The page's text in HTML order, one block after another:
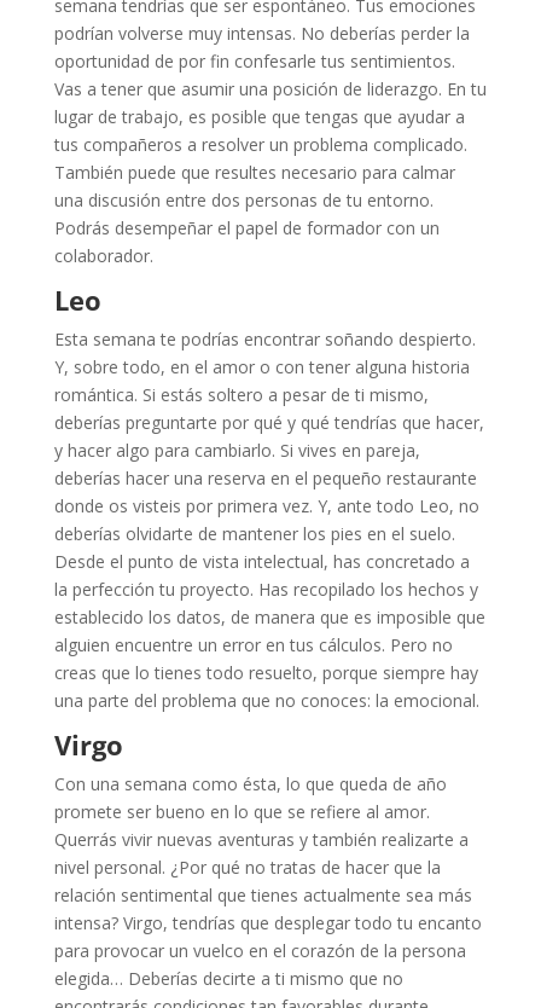
semana tendrías que ser espontáneo. Tus emociones
podrían volverse muy intensas. No deberías perder la
oportunidad de por fin confesarle tus sentimientos.
Vas a tener que asumir una posición de liderazgo. En tu
lugar de trabajo, es posible que tengas que ayudar a
tus compañeros a resolver un problema complicado.
También puede que resultes necesario para calmar
una discusión entre dos personas de tu entorno.
Podrás desempeñar el papel de formador con un
colaborador.
Leo
Esta semana te podrías encontrar soñando despierto.
Y, sobre todo, en el amor o con tener alguna historia
romántica. Si estás soltero a pesar de ti mismo,
deberías preguntarte por qué y qué tendrías que hacer,
y hacer algo para cambiarlo. Si vives en pareja,
deberías hacer una reserva en el pequeño restaurante
donde os visteis por primera vez. Y, ante todo Leo, no
deberías olvidarte de mantener los pies en el suelo.
Desde el punto de vista intelectual, has concretado a
la perfección tu proyecto. Has recopilado los hechos y
establecido los datos, de manera que es imposible que
alguien encuentre un error en tus cálculos. Pero no
creas que lo tienes todo resuelto, porque siempre hay
una parte del problema que no conoces: la emocional.
Virgo
Con una semana como ésta, lo que queda de año
promete ser bueno en lo que se refiere al amor.
Querrás vivir nuevas aventuras y también realizarte a
nivel personal. ¿Por qué no tratas de hacer que la
relación sentimental que tienes actualmente sea más
intensa? Virgo, tendrías que desplegar todo tu encanto
para provocar un vuelco en el corazón de la persona
elegida… Deberías decirte a ti mismo que no